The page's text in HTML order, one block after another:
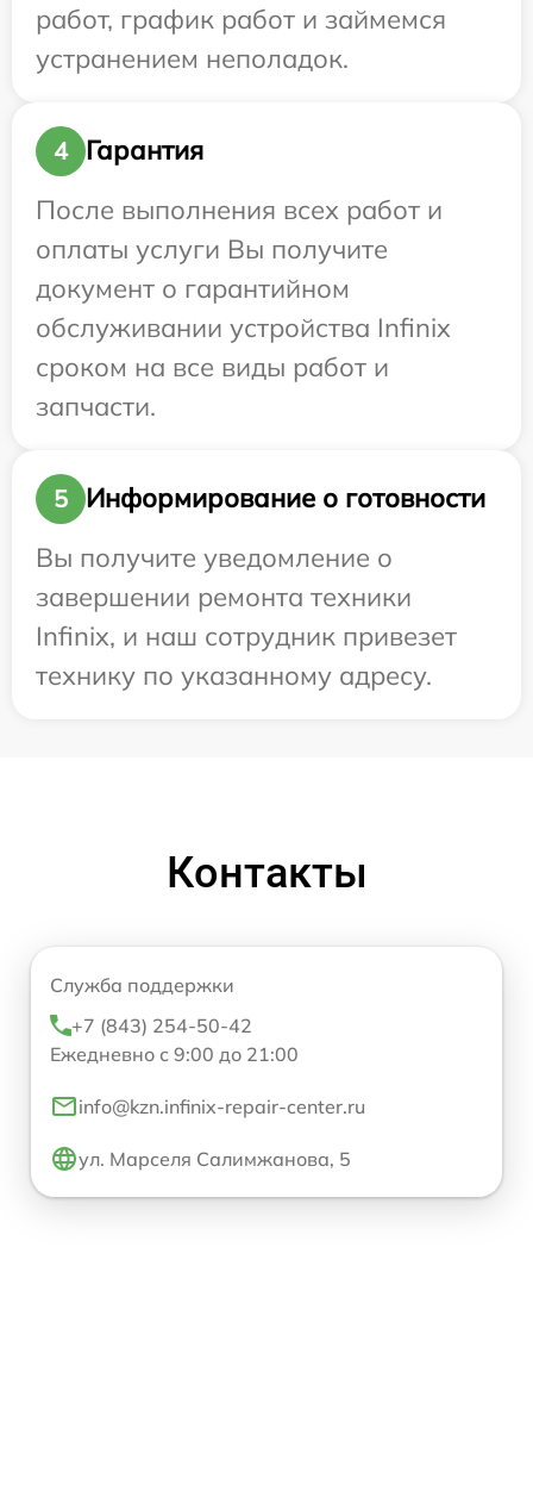
работ, график работ и займемся
устранением неполадок.
4
Гарантия
После выполнения всех работ и
оплаты услуги Вы получите
документ о гарантийном
обслуживании устройства Infinix
сроком на все виды работ и
запчасти.
5
Информирование о готовности
Вы получите уведомление о
завершении ремонта техники
Infinix, и наш сотрудник привезет
технику по указанному адресу.
Контакты
Служба поддержки
+7 (843) 254-50-42
Ежедневно с 9:00 до 21:00
info@kzn.infinix-repair-center.ru
ул. Марселя Салимжанова, 5